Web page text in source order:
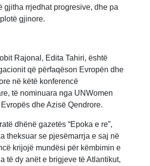
gjitha rrjedhat progresive, dhe pa
gjinore.
Rajonal, Edita Tahiri, është
që përfaqëson Evropën dhe
në këtë konferencë
të nominuara nga UNWomen
dhe Azisë Qendrore.
dhënë gazetës “Epoka e re”,
theksuar se pjesëmarrja e saj në
krijojë mundësi për këmbimin e
të dy anët e brigjeve të Atlantikut,